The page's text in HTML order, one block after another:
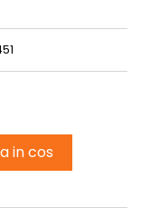
in cos